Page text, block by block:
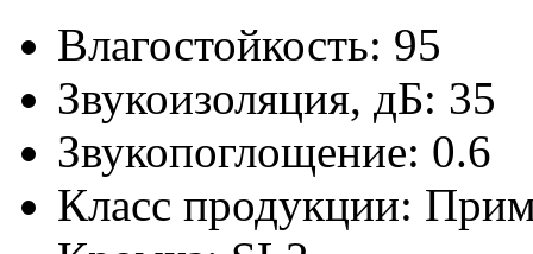
Влагостойкость: 95
Звукоизоляция, дБ: 35
Звукопоглощение: 0.6
Класс продукции: